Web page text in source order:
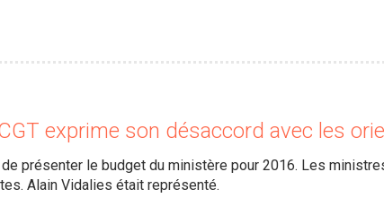
exprime son désaccord avec les
présenter le budget du ministère pour 2016. Les
Alain Vidalies était représenté.